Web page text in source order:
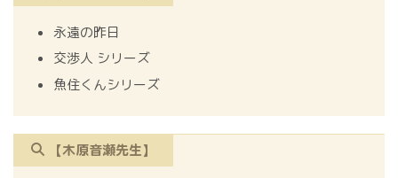
永遠の昨日
交渉人 シリーズ
魚住くんシリーズ
【木原音瀬先生】